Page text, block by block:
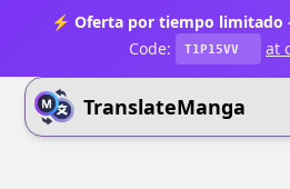
⚡ Oferta por tiempo limitado
Code:
T1P15VV at
TranslateManga